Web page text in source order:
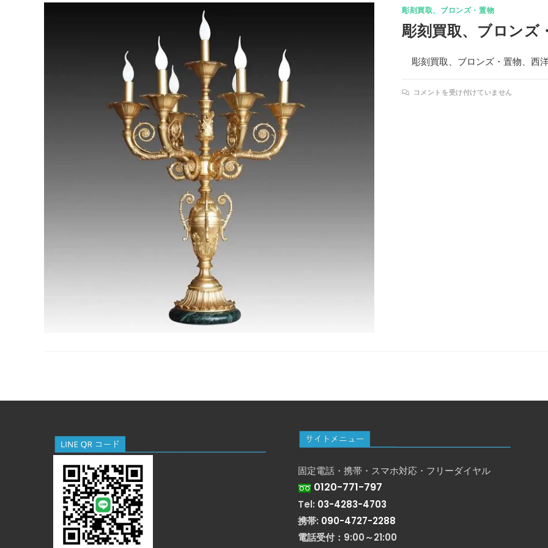
彫刻買取、ブロンズ・置物
彫刻買取、ブロンズ
彫刻買取、ブロンズ・置物、西
コメントを受け付けていません
固定電話・携帯・スマホ対応・フリーダイヤル
0120-771-797
Tel: 03-4283-4703
携帯: 090-4727-2288
電話受付：9:00～21:00